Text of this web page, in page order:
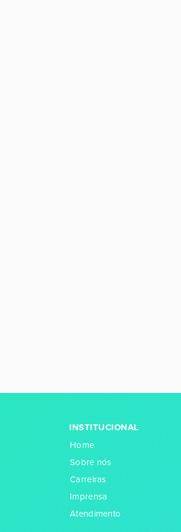
INSTITUCIONAL
Home
Sobre nós
Carreiras
Imprensa
Atendimento